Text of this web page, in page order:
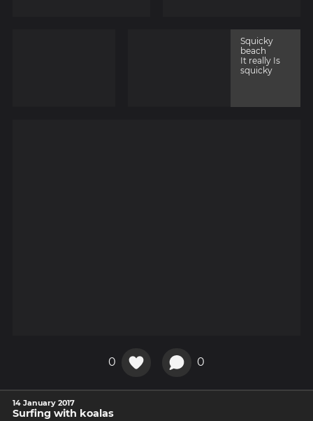
Squicky
beach
It really Is
squicky
0 0
14 January 2017
Surfing with koalas